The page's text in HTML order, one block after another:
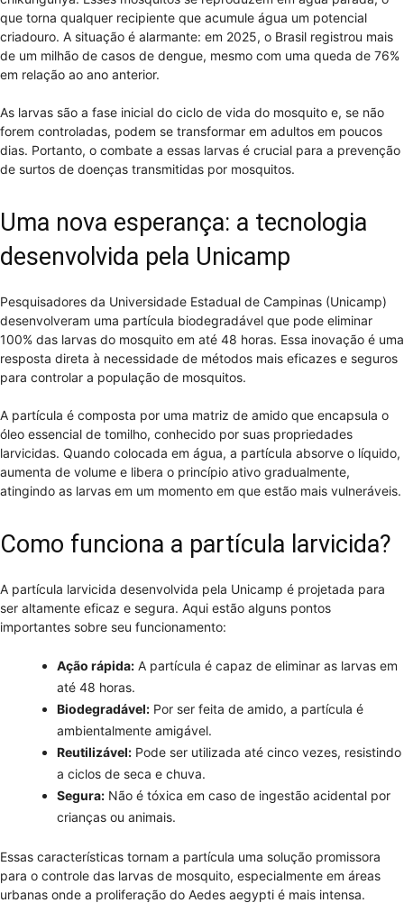
que torna qualquer recipiente que acumule água um potencial
criadouro. A situação é alarmante: em 2025, o Brasil registrou mais
de um milhão de casos de dengue, mesmo com uma queda de 76%
em relação ao ano anterior.
As larvas são a fase inicial do ciclo de vida do mosquito e, se não
forem controladas, podem se transformar em adultos em poucos
dias. Portanto, o combate a essas larvas é crucial para a prevenção
de surtos de doenças transmitidas por mosquitos.
Uma nova esperança: a tecnologia
desenvolvida pela Unicamp
Pesquisadores da Universidade Estadual de Campinas (Unicamp)
desenvolveram uma partícula biodegradável que pode eliminar
100% das larvas do mosquito em até 48 horas. Essa inovação é uma
resposta direta à necessidade de métodos mais eficazes e seguros
para controlar a população de mosquitos.
A partícula é composta por uma matriz de amido que encapsula o
óleo essencial de tomilho, conhecido por suas propriedades
larvicidas. Quando colocada em água, a partícula absorve o líquido,
aumenta de volume e libera o princípio ativo gradualmente,
atingindo as larvas em um momento em que estão mais vulneráveis.
Como funciona a partícula larvicida?
A partícula larvicida desenvolvida pela Unicamp é projetada para
ser altamente eficaz e segura. Aqui estão alguns pontos
importantes sobre seu funcionamento:
Ação rápida: A partícula é capaz de eliminar as larvas em
até 48 horas.
Biodegradável: Por ser feita de amido, a partícula é
ambientalmente amigável.
Reutilizável: Pode ser utilizada até cinco vezes, resistindo
a ciclos de seca e chuva.
Segura: Não é tóxica em caso de ingestão acidental por
crianças ou animais.
Essas características tornam a partícula uma solução promissora
para o controle das larvas de mosquito, especialmente em áreas
urbanas onde a proliferação do Aedes aegypti é mais intensa.